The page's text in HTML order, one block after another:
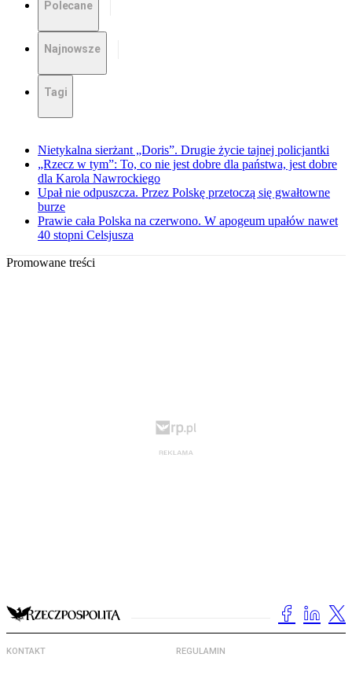
Polecane
Najnowsze
Tagi
Nietykalna sierżant „Doris”. Drugie życie tajnej policjantki
„Rzecz w tym”: To, co nie jest dobre dla państwa, jest dobre
dla Karola Nawrockiego
Upał nie odpuszcza. Przez Polskę przetoczą się gwałtowne
burze
Prawie cała Polska na czerwono. W apogeum upałów nawet
40 stopni Celsjusza
Promowane treści
KONTAKT REGULAMIN